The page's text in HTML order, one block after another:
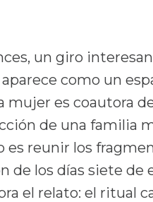
un giro
como un
mujer es coautora
de una familia
es reunir los
de los días siete
el relato: el ritual